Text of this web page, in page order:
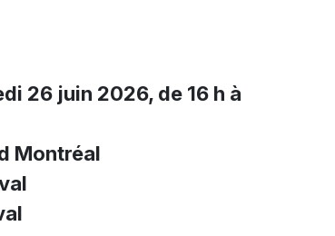
26 juin 2026, de 16 h à
Montréal